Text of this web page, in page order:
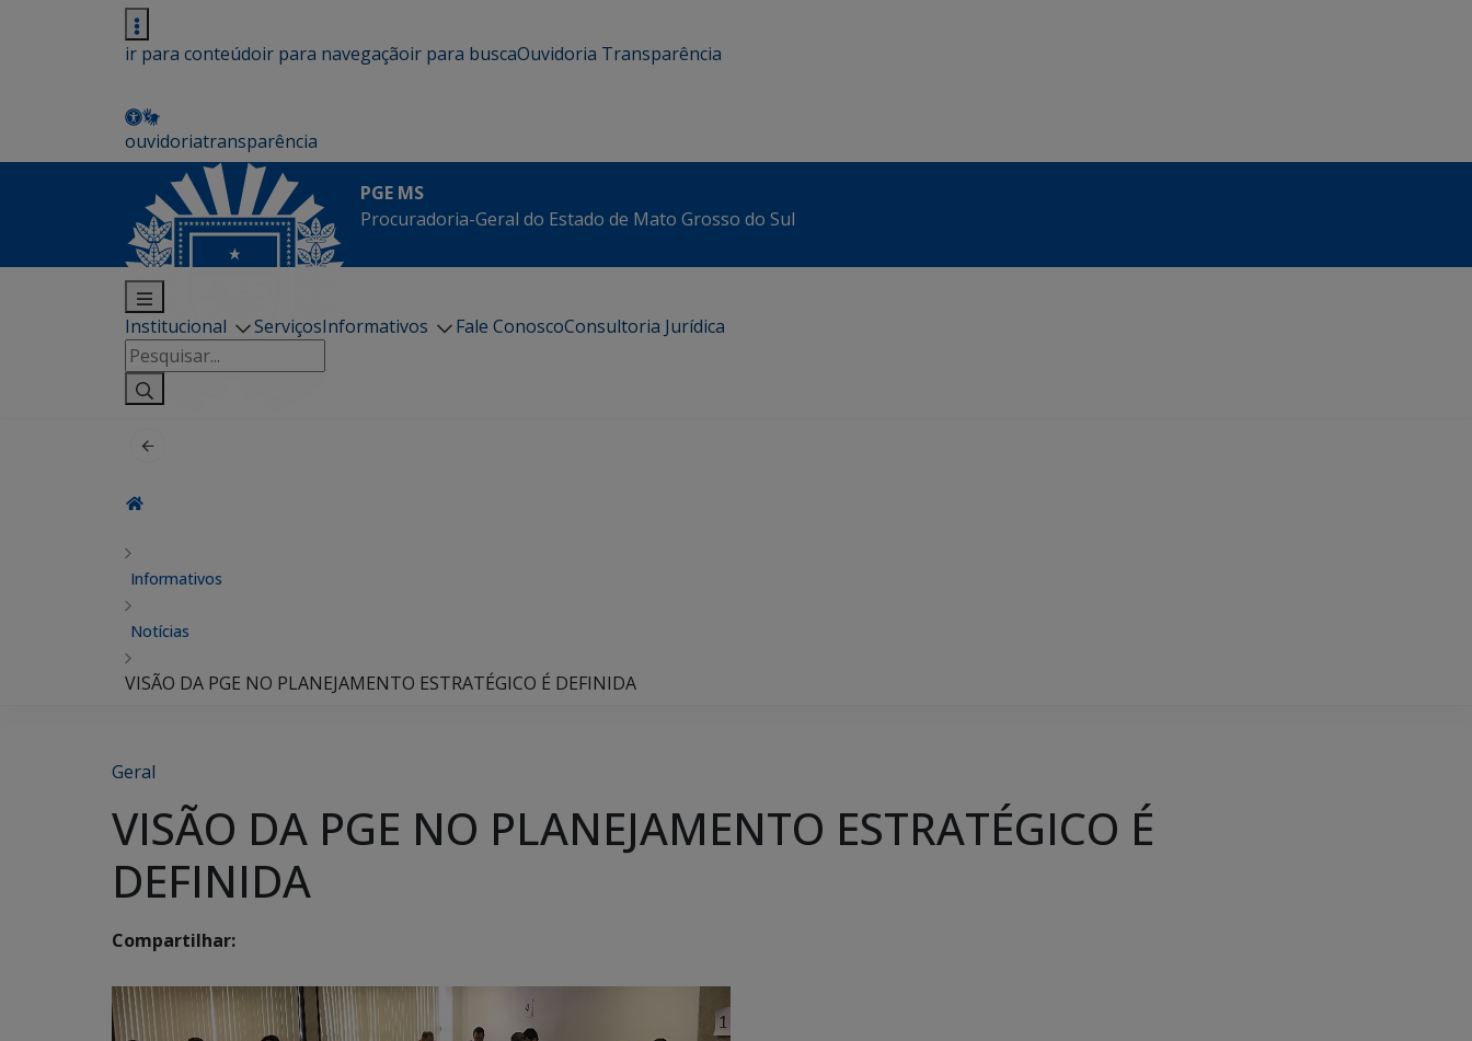
ir para conteúdoir para navegaçãoir para buscaOuvidoria Transparência
ouvidoriatransparência
PGE MS
Procuradoria-Geral do Estado de Mato Grosso do Sul
Institucional ServiçosInformativos Fale ConoscoConsultoria Jurídica
Pesquisar
por:
Informativos
Notícias
VISÃO DA PGE NO PLANEJAMENTO ESTRATÉGICO É DEFINIDA
Geral
VISÃO DA PGE NO PLANEJAMENTO ESTRATÉGICO É
DEFINIDA
Compartilhar: